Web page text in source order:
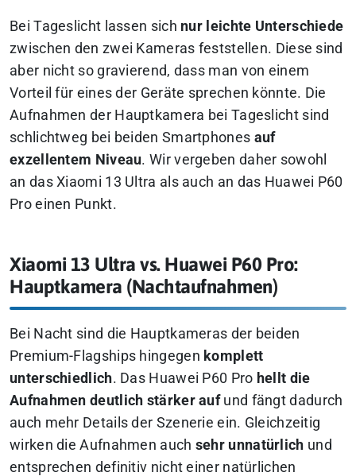
Bei Tageslicht lassen sich nur leichte Unterschiede
zwischen den zwei Kameras feststellen. Diese sind
aber nicht so gravierend, dass man von einem
Vorteil für eines der Geräte sprechen könnte. Die
Aufnahmen der Hauptkamera bei Tageslicht sind
schlichtweg bei beiden Smartphones auf
exzellentem Niveau.Wir vergeben daher sowohl
an das Xiaomi 13 Ultra als auch an das Huawei P60
Pro einen Punkt.
Xiaomi 13 Ultra vs. Huawei P60 Pro:
Hauptkamera (Nachtaufnahmen)
Bei Nacht sind die Hauptkameras der beiden
Premium-Flagships hingegen komplett
unterschiedlich. Das Huawei P60 Pro hellt die
Aufnahmen deutlich stärker aufund fängt dadurch
auch mehr Details der Szenerie ein. Gleichzeitig
wirken die Aufnahmen auch sehr unnatürlich und
entsprechen definitiv nicht einer natürlichen